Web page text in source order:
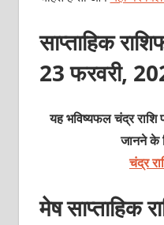
साप्ताहिक
23 फरवरी,
यह भविष्यफल चंद्र राशि
जानने के
चंद्र
मेष साप्ताहिक